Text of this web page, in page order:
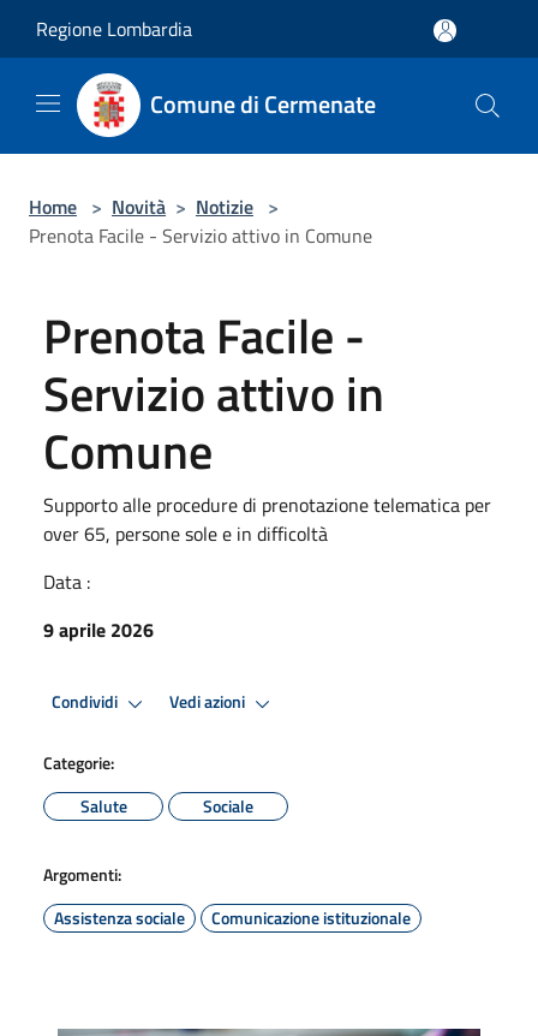
Regione Lombardia
Comune di Cermenate
Home > Novità > Notizie >
Prenota Facile - Servizio attivo in Comune
Prenota Facile -
Servizio attivo in
Comune
Supporto alle procedure di prenotazione telematica per
over 65, persone sole e in difficoltà
Data :
9 aprile 2026
Condividi Vedi azioni
Categorie:
Salute
Sociale
Argomenti:
Assistenza sociale
Comunicazione istituzionale